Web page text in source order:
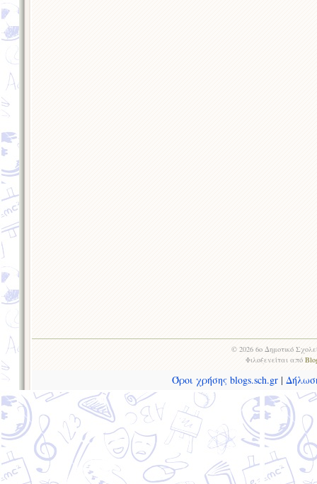
© 2026 6ο Δημοτικό
Φιλοξενείται από
Όροι χρήσης blogs.sch.gr|